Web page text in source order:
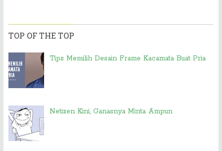
TOP OF THE TOP
Tips Memilih Desain Frame Kacamata Buat Pria
Netizen Kini, Ganasnya Minta Ampun